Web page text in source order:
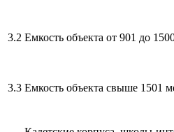
3.2 Емкость объекта от 901 до
3.3 Емкость объекта свыше 1501